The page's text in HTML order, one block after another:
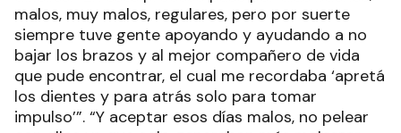
malos, muy malos, regulares, pero por suerte
siempre tuve gente apoyando y ayudando a no
bajar los brazos y al mejor compañero de vida
que pude encontrar, el cual me recordaba ‘apretá
los dientes y para atrás solo para tomar
impulso’”. “Y aceptar esos días malos, no pelear